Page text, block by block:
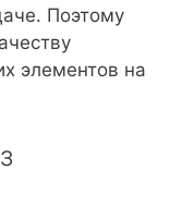
Поэтому
элементов на